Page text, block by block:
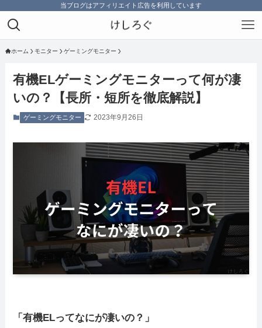
当ブログはアフィリエイト広告を利用しています
ホーム モニター ゲーミングモニター
有機ELゲーミングモニターって何が凄
いの？【長所・短所を徹底解説】
ゲーミングモニター 2023年9月26日
「有機ELってなにが凄いの？」